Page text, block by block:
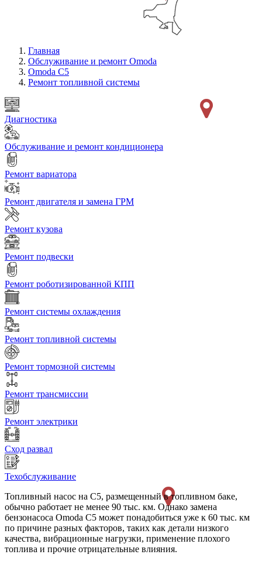
Главная
Обслуживание и ремонт Omoda
Omoda C5
Ремонт топливной системы
Диагностика
Обслуживание и ремонт кондиционера
Ремонт вариатора
Ремонт двигателя и замена ГРМ
Ремонт кузова
Ремонт подвески
Ремонт роботизированной КПП
Ремонт системы охлаждения
Ремонт топливной системы
Ремонт тормозной системы
Ремонт трансмиссии
Ремонт электрики
Сход развал
Техобслуживание
Топливный насос на C5, размещенный в топливном баке,
обычно работает не менее 90 тыс. км. Однако замена
бензонасоса Omoda C5 может понадобиться уже к 60 тыс. км
по причине разных факторов, таких как детали низкого
качества, вибрационные нагрузки, применение плохого
топлива и прочие отрицательные влияния.